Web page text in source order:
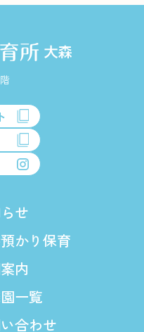
せ
かり保育
内
一覧
合わせ